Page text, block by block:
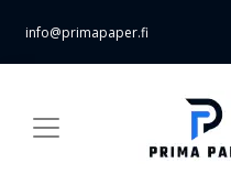
info@primapaper.fi